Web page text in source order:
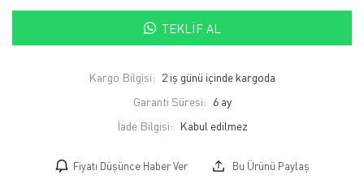
TEKLIF AL
Kargo Bilgisi: 2 iş günü içinde kargoda
Garanti Süresi: 6 ay
İade Bilgisi:
Fiyatı Düşünce Haber Ver Bu Ürünü Paylaş